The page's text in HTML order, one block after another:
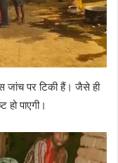
जांच पर टिकी हैं। जैसे ही
पाएगी।